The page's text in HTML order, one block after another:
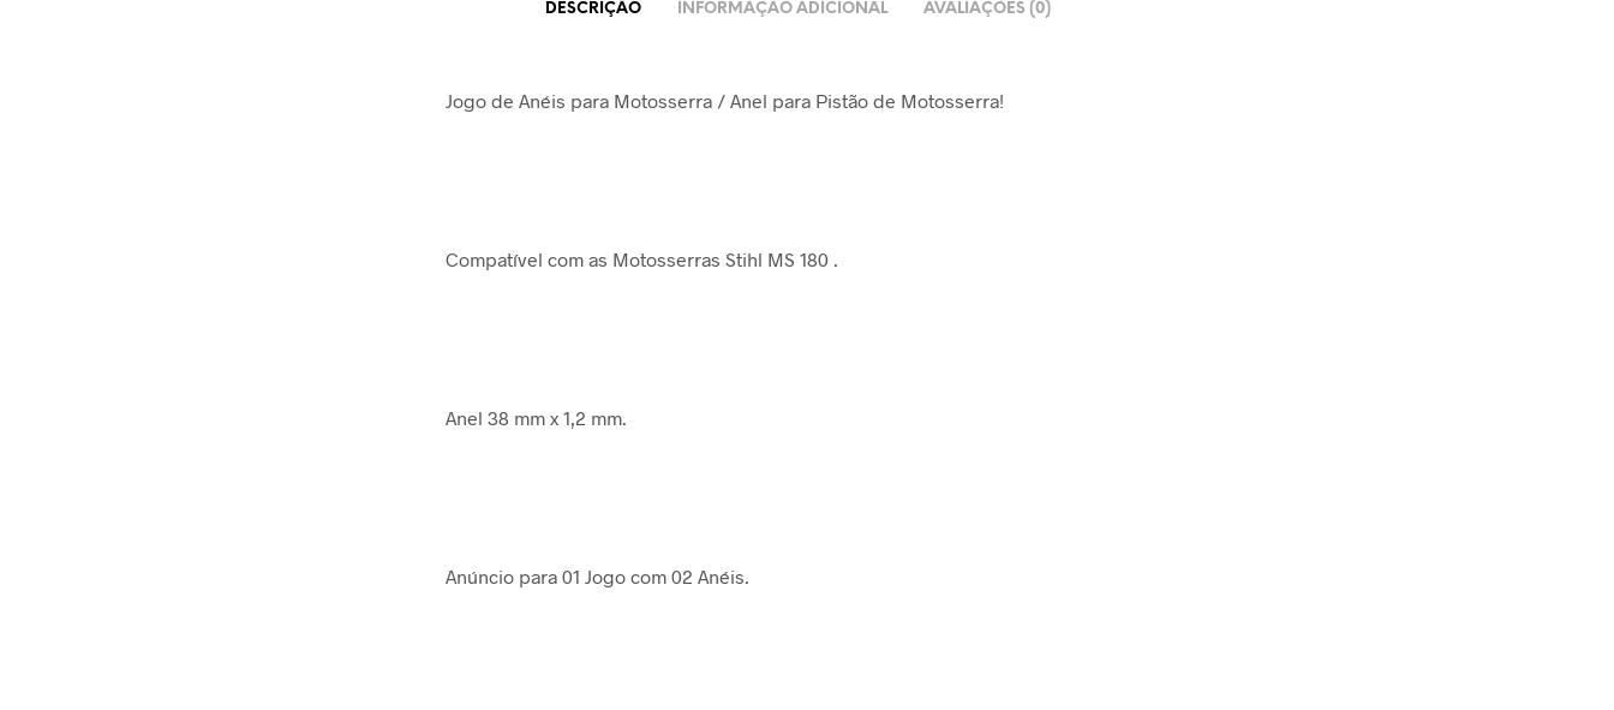
DESCRIÇÃO INFORMAÇÃO ADICIONAL AVALIAÇÕES (0)
Jogo de Anéis para Motosserra / Anel para Pistão de Motosserra!
Compatível com as Motosserras Stihl MS 180 .
Anel 38 mm x 1,2 mm.
Anúncio para 01 Jogo com 02 Anéis.